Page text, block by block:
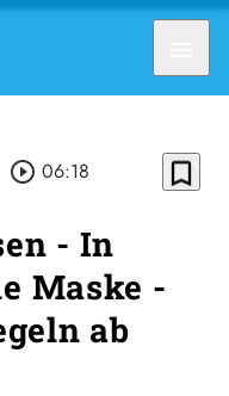
play_circle_outline 06:18 bookmark_border
- In
Maske -
ab